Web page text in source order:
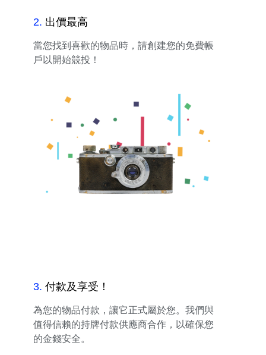
2. 出價最高
當您找到喜歡的物品時，請創建您的免費帳
戶以開始競投！
3. 付款及享受！
為您的物品付款，讓它正式屬於您。我們與
值得信賴的持牌付款供應商合作，以確保您
的金錢安全。